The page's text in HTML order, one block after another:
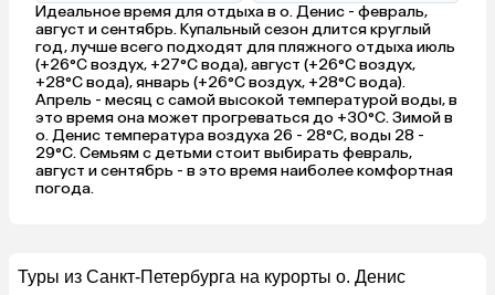
Идеальное время для отдыха в о. Денис - февраль,
август и сентябрь. Купальный сезон длится круглый
год, лучше всего подходят для пляжного отдыха июль
(+26°C воздух, +27°C вода), август (+26°C воздух,
+28°C вода), январь (+26°C воздух, +28°C вода).
Апрель - месяц с самой высокой температурой воды, в
это время она может прогреваться до +30°C. Зимой в
о. Денис температура воздуха 26 - 28°C, воды 28 -
29°C. Семьям с детьми стоит выбирать февраль,
август и сентябрь - в это время наиболее комфортная
погода.
Туры из Санкт-Петербурга на курорты о. Денис